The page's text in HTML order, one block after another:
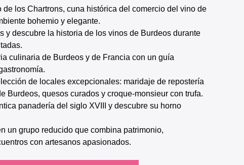
bohemio y elegante.
Burdeos, quesos curados y croque-monsieur con trufa.
con artesanos apasionados.